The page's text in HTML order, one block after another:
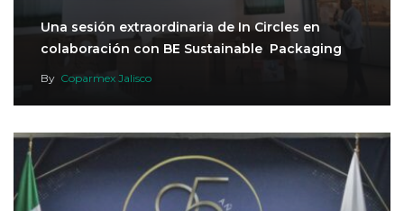
Una sesión extraordinaria de In Circles en
colaboración con BE Sustainable Packaging
By Coparmex Jalisco